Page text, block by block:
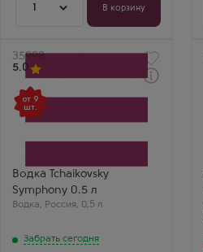
1
В корзину
Артикул
35998
5.0
от 9
шт.
Водка Tchaikovsky
Symphony 0.5 л
Водка, Россия, 0,5 л
Забрать сегодня
Забрать сегодня
Водка
Чайковский Симфони
Производитель
Регион
Краснодарский край
Надежда Васильева
Tchaikovsky
Мягкая, с лёгкой